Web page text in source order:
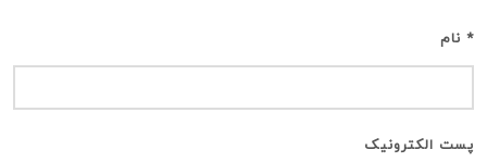
* نام
پست الکترونیک